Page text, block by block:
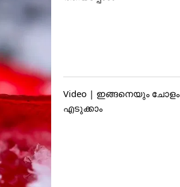
Video | ഇങ്ങനെയും ചോളം
എടുക്കാം